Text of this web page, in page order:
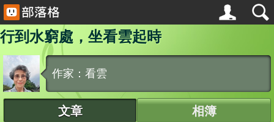
行到水窮處，坐看雲起時
作家：看雲
文章 相簿